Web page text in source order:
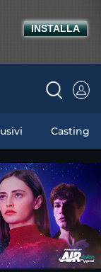
Casting
INSTALLA